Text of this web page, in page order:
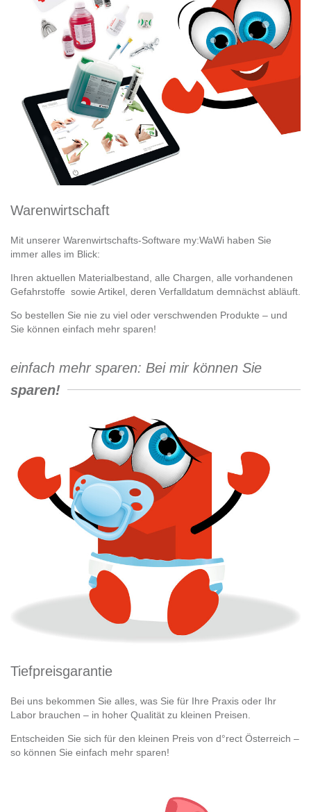
Warenwirtschaft
Mit unserer Warenwirtschafts-Software my:WaWi haben Sie
immer alles im Blick:
Ihren aktuellen Materialbestand, alle Chargen, alle vorhandenen
Gefahrstoffe sowie Artikel, deren Verfalldatum demnächst abläuft.
So bestellen Sie nie zu viel oder verschwenden Produkte – und
Sie können einfach mehr sparen!
einfach mehr sparen: Bei mir können Sie
sparen!
Tiefpreisgarantie
Bei uns bekommen Sie alles, was Sie für Ihre Praxis oder Ihr
Labor brauchen – in hoher Qualität zu kleinen Preisen.
Entscheiden Sie sich für den kleinen Preis von d°rect Österreich –
so können Sie einfach mehr sparen!